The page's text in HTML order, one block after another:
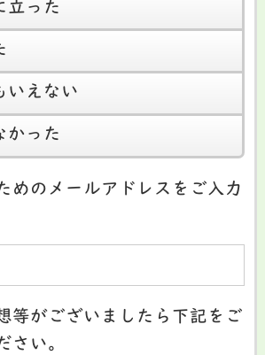
立った
いえない
かった
めのメールアドレスをご入力
等がございましたら下記をご
さい。